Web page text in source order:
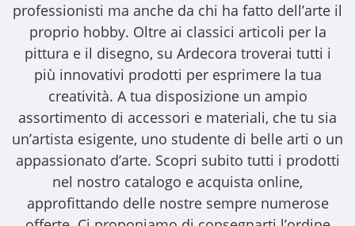
professionisti ma anche da chi ha fatto dell’arte il
proprio hobby. Oltre ai classici articoli per la
pittura e il disegno, su Ardecora troverai tutti i
più innovativi prodotti per esprimere la tua
creatività. A tua disposizione un ampio
assortimento di accessori e materiali, che tu sia
un’artista esigente, uno studente di belle arti o un
appassionato d’arte. Scopri subito tutti i prodotti
nel nostro catalogo e acquista online,
approfittando delle nostre sempre numerose